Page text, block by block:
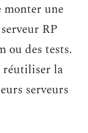
monter une
RP
ou des tests.
réutiliser la
serveurs